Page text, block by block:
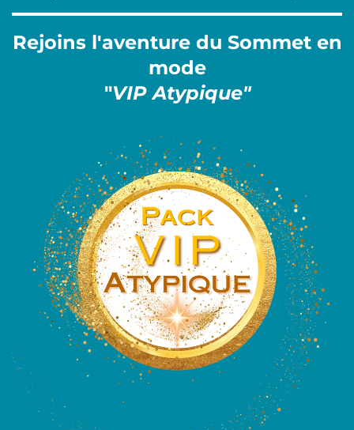
Rejoins l'aventure du Sommet en
mode
"VIP Atypique"